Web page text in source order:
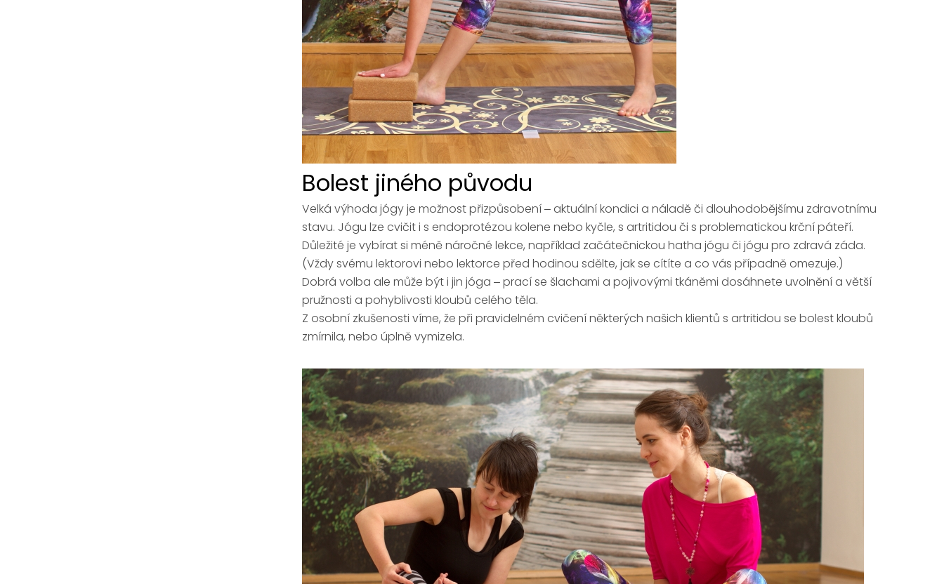
Bolest jiného původu
Velká výhoda jógy je možnost přizpůsobení ‒ aktuální kondici a náladě či dlouhodobějšímu zdravotnímu
stavu. Jógu lze cvičit i s endoprotézou kolene nebo kyčle, s artritidou či s problematickou krční páteří.
Důležité je vybírat si méně náročné lekce, například začátečnickou hatha jógu či jógu pro zdravá záda.
(Vždy svému lektorovi nebo lektorce před hodinou sdělte, jak se cítíte a co vás případně omezuje.)
Dobrá volba ale může být i jin jóga ‒ prací se šlachami a pojivovými tkáněmi dosáhnete uvolnění a větší
pružnosti a pohyblivosti kloubů celého těla.
Z osobní zkušenosti víme, že při pravidelném cvičení některých našich klientů s artritidou se bolest kloubů
zmírnila, nebo úplně vymizela.